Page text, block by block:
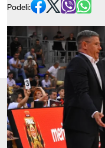
Podeli: